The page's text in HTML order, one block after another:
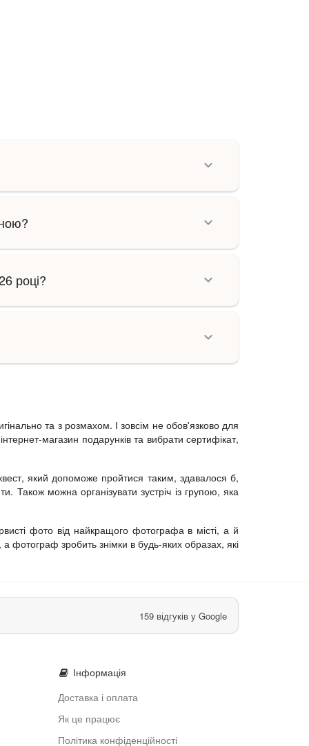
році?
та з розмахом. І зовсім не обов'язково для
магазин подарунків та вибрати сертифікат,
який допоможе пройтися таким, здавалося б,
Також можна організувати зустріч із групою, яка
фото від найкращого фотографа в місті, а й
а фотограф зробить знімки в будь-яких образах, які
159 відгуків у Google
Інформація
Доставка і оплата
Як це працює
Політика конфіденційності